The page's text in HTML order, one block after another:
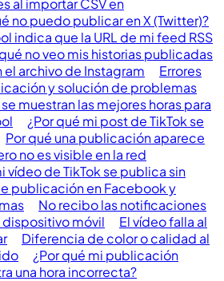
al importar CSV en
no puedo publicar en X (Twitter)?
indica que la URL de mi feed RSS
no veo mis historias publicadas
archivo de Instagram
Errores
y solución de problemas
muestran las mejores horas para
¿Por qué mi post de TikTok se
Por qué una publicación aparece
no es visible en la red
vídeo de TikTok se publica sin
publicación en Facebook y
No recibo las notificaciones
móvil
El vídeo falla al
Diferencia de color o calidad al
¿Por qué mi publicación
una hora incorrecta?